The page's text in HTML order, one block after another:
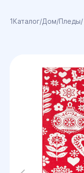
1Каталог/Дом/Пледы/